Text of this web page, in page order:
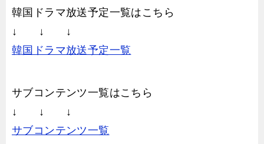
韓国ドラマ放送予定一覧はこちら
↓ ↓ ↓
韓国ドラマ放送予定一覧
サブコンテンツ一覧はこちら
↓ ↓ ↓
サブコンテンツ一覧